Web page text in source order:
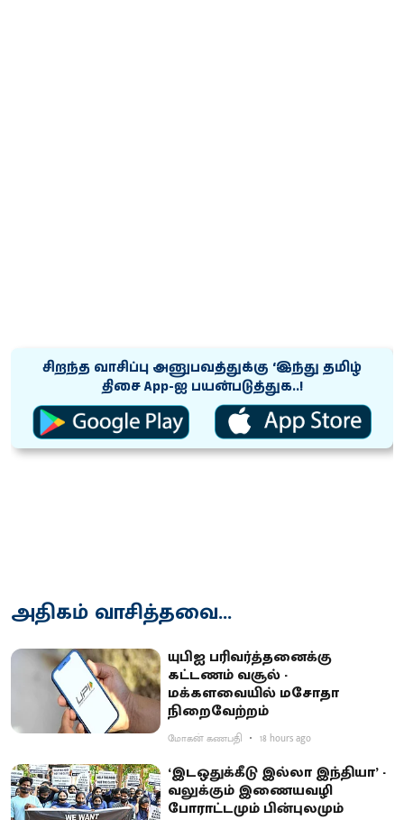
சிறந்த வாசிப்பு அனுபவத்துக்கு ‘இந்து தமிழ்
திசை App-ஐ பயன்படுத்துக..!
அதிகம் வாசித்தவை...
யுபிஐ பரிவர்த்தனைக்கு
கட்டணம் வசூல் -
மக்களவையில் மசோதா
நிறைவேற்றம்
மோகன் கணபதி 18 hours ago
‘இடஒதுக்கீடு இல்லா இந்தியா’ -
வலுக்கும் இணையவழி
போராட்டமும் பின்புலமும்